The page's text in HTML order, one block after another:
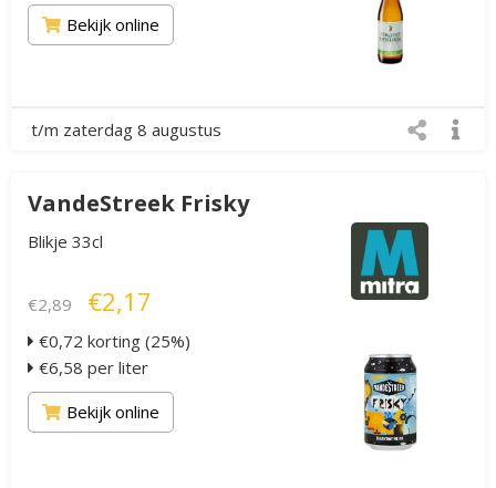
Bekijk online
t/m zaterdag 8 augustus
VandeStreek Frisky
Blikje 33cl
€2,89 €2,17
€0,72 korting (25%)
€6,58 per liter
Bekijk online